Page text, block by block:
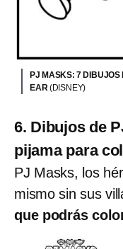
PJ MASKS: 7 DIBUJOS
EAR(DISNEY)
6. Dibujos de
pijama para
PJ Masks, los
mismo sin sus
que podrás